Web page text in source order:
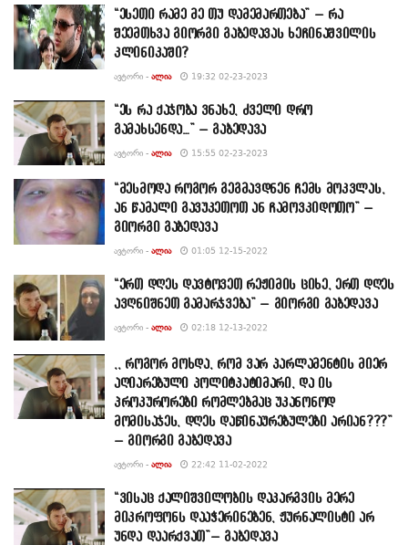
“ესეთი რამე მე თუ დამემართება” – რა
შეემთხვა გიორგი გაბედავას ხეჩინაშვილის
კლინიკაში?
ᲐᲕᲢᲝᲠᲘ - ᲐᲚᲘᲐ 19:32 02-23-2023
“ეს რა ქაჯობა ვნახე, ძველი დრო
გამახსენდა…” – გაბედავა
ᲐᲕᲢᲝᲠᲘ - ᲐᲚᲘᲐ 15:55 02-23-2023
“მესმოდა როგორ გეგმავდნენ ჩემს მოკვლას,
ან წამალი გავუკეთოთ ან ჩამოვკიდოთო” –
გიორგი გაბედავა
ᲐᲕᲢᲝᲠᲘ - ᲐᲚᲘᲐ 01:05 12-15-2022
“ერთ დღეს დავტოვეთ რეჟიმის ციხე, ერთ დღეს
ავღნიშნეთ გამარჯვება” – გიორგი გაბედავა
ᲐᲕᲢᲝᲠᲘ - ᲐᲚᲘᲐ 02:18 12-13-2022
,, როგორ მოხდა, რომ ვარ პარლამენტის მიერ
აღიარებული პოლიტპატიმარი, და ის
პროკურორები რომლებმაც უკანონოდ
მომისაჯეს, დღეს დაწინაურებულები არიან???”
– გიორგი გაბედავა
ᲐᲕᲢᲝᲠᲘ - ᲐᲚᲘᲐ 22:42 11-02-2022
“ვისაც ქალიშვილობის დაკარგვის მერე
მიკროფონს დააჭერინებენ, ჟურნალისტი არ
უნდა დაარქვათ”– გაბედავა